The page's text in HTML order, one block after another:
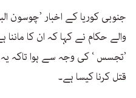
جنوبی کوریا کے اخبار ’چوسون
والے حکام نے کہا کہ ان کا
’تجسس ‘ کی وجہ سے ہوا تاکہ
قتل کرنا کیسا ہے۔